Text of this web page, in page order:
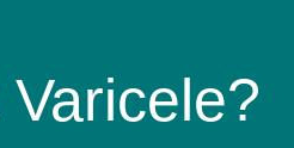
Varicele?